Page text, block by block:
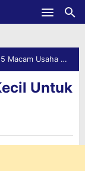
5 Macam Usaha Modal Kecil Untuk Daerah Perkotaan yang Menguntungkan
Untuk